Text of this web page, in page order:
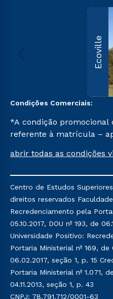
Ecoville
Condições Comerciais:
*A condição promocional
referente à matrícula –
na prova on-line ou
semestre vigente, que
e/ou não tenham
matrícula em uma das
Sul Educacional, no
condições não se aplicam
também para
outros programas
acumula com nenhuma
pela Instituição.
abrir todas as condições
Centro de Estudos
direitos reservados
Recredenciamento pela
05.10.2017, DOU nº 193, de
Universidade Positivo:
Portaria Ministerial nº 169, de
06.02.2017, seção 1, p. 15
Portaria Ministerial nº 1.071,
04.11.2013, seção 1, p. 43
CNPJ: 78.791.712/0001-63